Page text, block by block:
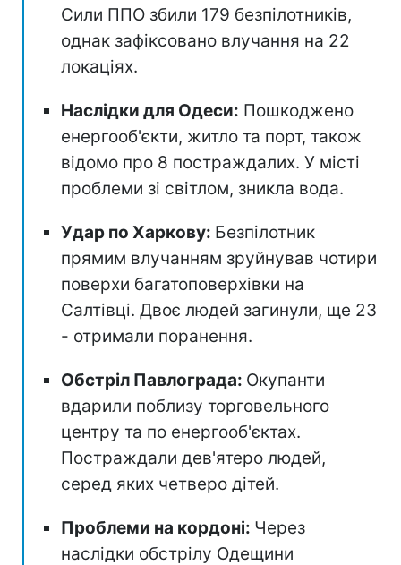
Сили ППО збили 179 безпілотників,
однак зафіксовано влучання на 22
локаціях.
Наслідки для Одеси: Пошкоджено
енергооб'єкти, житло та порт, також
відомо про 8 постраждалих. У місті
проблеми зі світлом, зникла вода.
Удар по Харкову: Безпілотник
прямим влучанням зруйнував чотири
поверхи багатоповерхівки на
Салтівці. Двоє людей загинули, ще 23
- отримали поранення.
Обстріл Павлограда: Окупанти
вдарили поблизу торговельного
центру та по енергооб'єктах.
Постраждали дев'ятеро людей,
серед яких четверо дітей.
Проблеми на кордоні: Через
наслідки обстрілу Одещини